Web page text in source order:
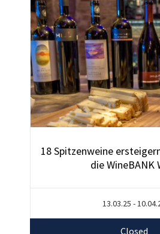
18 Spitzenweine
die WineBANK
13.03.25 -
Closed